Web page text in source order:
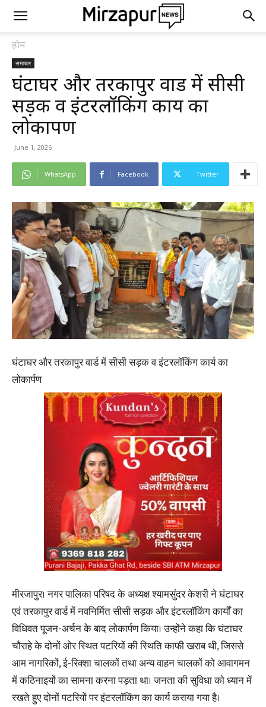
होम
समाचार
घंटाघर और तरकापुर वार्ड में सीसी
सड़क व इंटरलॉकिंग कार्य का
लोकार्पण
June 1, 2026
WhatsApp Facebook Twitter
घंटाघर और तरकापुर वार्ड में सीसी सड़क व इंटरलॉकिंग कार्य का
लोकार्पण
मीरजापुर। नगर पालिका परिषद के अध्यक्ष श्यामसुंदर केशरी ने घंटाघर
एवं तरकापुर वार्ड में नवनिर्मित सीसी सड़क और इंटरलॉकिंग कार्यों का
विधिवत पूजन-अर्चन के बाद लोकार्पण किया। उन्होंने कहा कि घंटाघर
चौराहे के दोनों ओर स्थित पटरियों की स्थिति काफी खराब थी, जिससे
आम नागरिकों, ई-रिक्शा चालकों तथा अन्य वाहन चालकों को आवागमन
में कठिनाइयों का सामना करना पड़ता था। जनता की सुविधा को ध्यान में
रखते हुए दोनों पटरियों पर इंटरलॉकिंग का कार्य कराया गया है।